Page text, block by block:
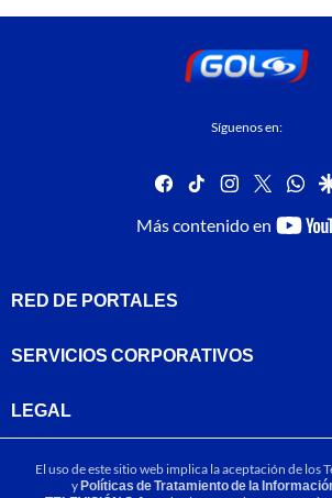
Síguenos en:
facebook
tiktok instagram
twitter
Más contenido en
RED DE PORTALES
SERVICIOS CORPORATIVOS
LEGAL
El uso de este sitio web implica la aceptación de los
yPolíticas de Tratamiento de la